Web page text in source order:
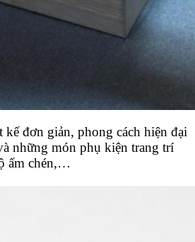
kế đơn giản, phong cách hiện đại
những món phụ kiện trang trí
ấm chén,…